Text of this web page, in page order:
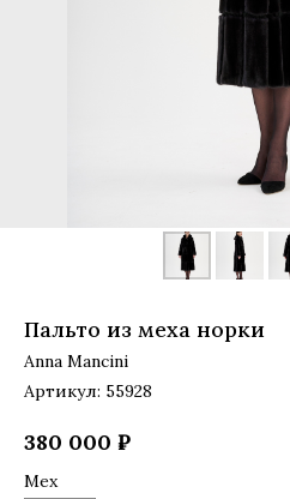
Пальто из меха норки
Anna Mancini
Артикул: 55928
380 000 ₽
Мех